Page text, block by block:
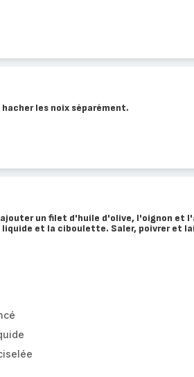
les noix séparément.
ajouter un filet d'huile d'olive, l'oignon et
et la ciboulette. Saler, poivrer et